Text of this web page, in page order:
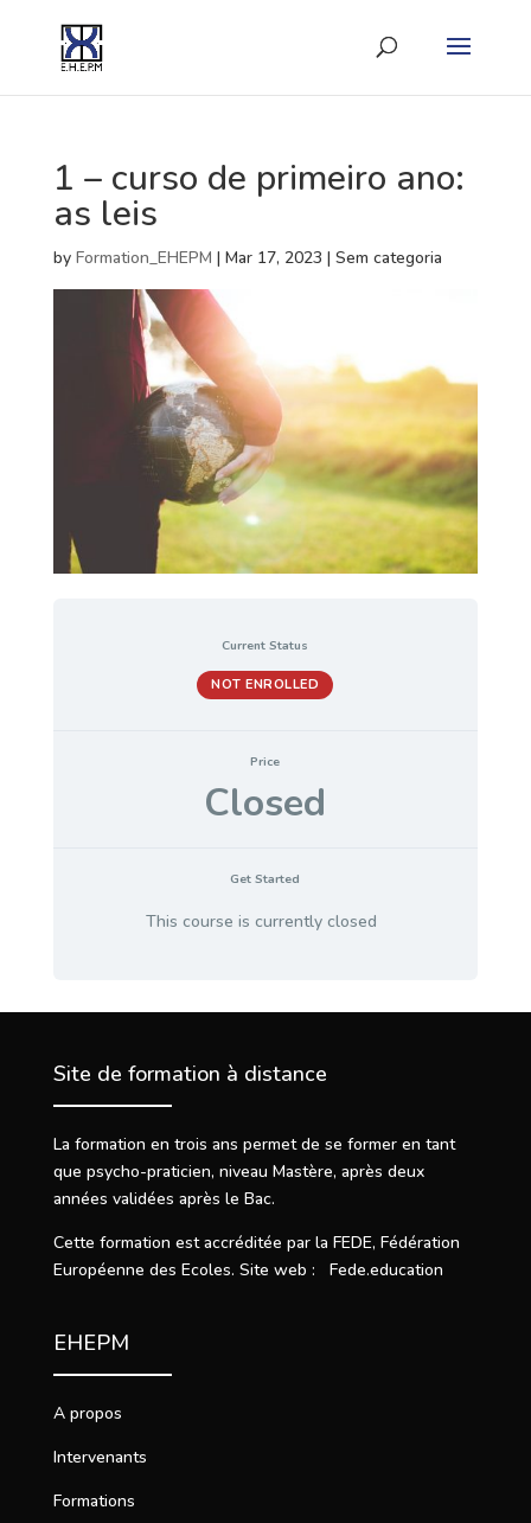
1 – curso de primeiro ano:
as leis
by Formation_EHEPM | Mar 17, 2023 | Sem categoria
Current Status
NOT ENROLLED
Price
Closed
Get Started
This course is currently closed
Site de formation à distance
La formation en trois ans permet de se former en tant
que psycho-praticien, niveau Mastère, après deux
années validées après le Bac.
Cette formation est accréditée par la FEDE, Fédération
Européenne des Ecoles. Site web : Fede.education
EHEPM
A propos
Intervenants
Formations